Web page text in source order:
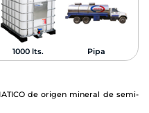
1000 lts. Pipa
de origen mineral de semi-